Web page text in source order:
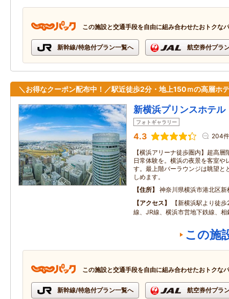
この施設と交通手段を自由に組み合わせたおトクな
新幹線/特急付プラン一覧へ 航空券付プラ
＼お得なクーポン配布中！／駅近徒歩2分・地上150ｍの高層ホ
新横浜プリンスホテル
フォトギャラリー
4.3 204件
【横浜アリーナ徒歩圏内】超高
日常体験を。横浜の夜景を客室や
す。最上階バーラウンジは眺望と
しめます。
住所
神奈川県横浜市港北区新
アクセス
【新横浜駅より徒
線、JR線、横浜市営地下鉄線、
この施
この施設と交通手段を自由に組み合わせたおトクな
新幹線/特急付プラン一覧へ 航空券付プラ